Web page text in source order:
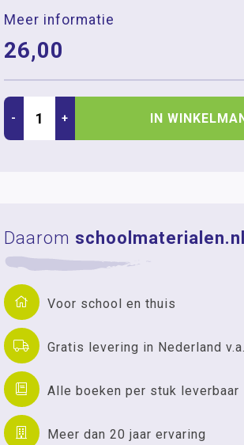
Meer informatie
26,00
- + IN
Daarom schoolmaterialen.nl
Voor school en thuis
Gratis levering in Nederland
Alle boeken per stuk leverbaar
Meer dan 20 jaar ervaring